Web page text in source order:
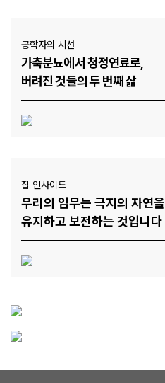
공학자의 시선
가축분뇨에서 청정연료로,
버려진 것들의 두 번째 삶
잡 인사이드
우리의 임무는 극지의 자연을
유지하고 보전하는 것입니다